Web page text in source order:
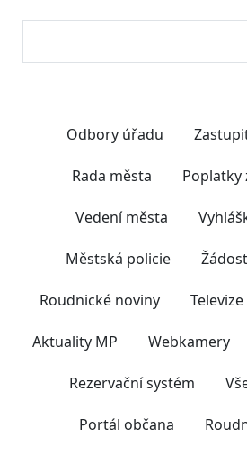
Odbory úřadu
Rada města Poplatky
Vedení města
Městská policie
Roudnické noviny Televize
Aktuality MP Webkamery
Rezervační systém
Portál občana